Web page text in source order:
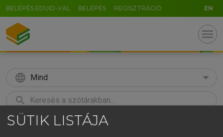
BELÉPÉS EDUID-VAL BELÉPÉS REGISZTRÁCIÓ EN
menu
language Mind
search
KERESÉS
SÜTIK LISTÁJA
GR